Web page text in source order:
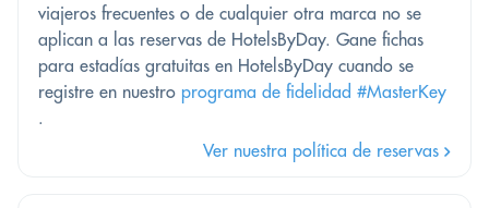
viajeros frecuentes o de cualquier otra marca no se
aplican a las reservas de HotelsByDay. Gane fichas
para estadías gratuitas en HotelsByDay cuando se
registre en nuestro programa de fidelidad #MasterKey
.
Ver nuestra política de reservas